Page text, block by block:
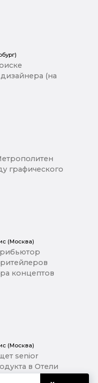
(на
графического
(Москва)
концептов
(Москва)
senior
в Отели